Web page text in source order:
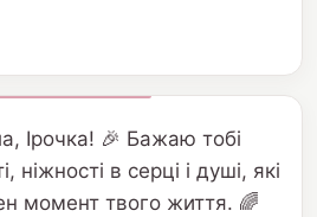
Ірочка! 🎉 Бажаю тобі
ніжності в серці і душі, які
момент твого життя. 🌈